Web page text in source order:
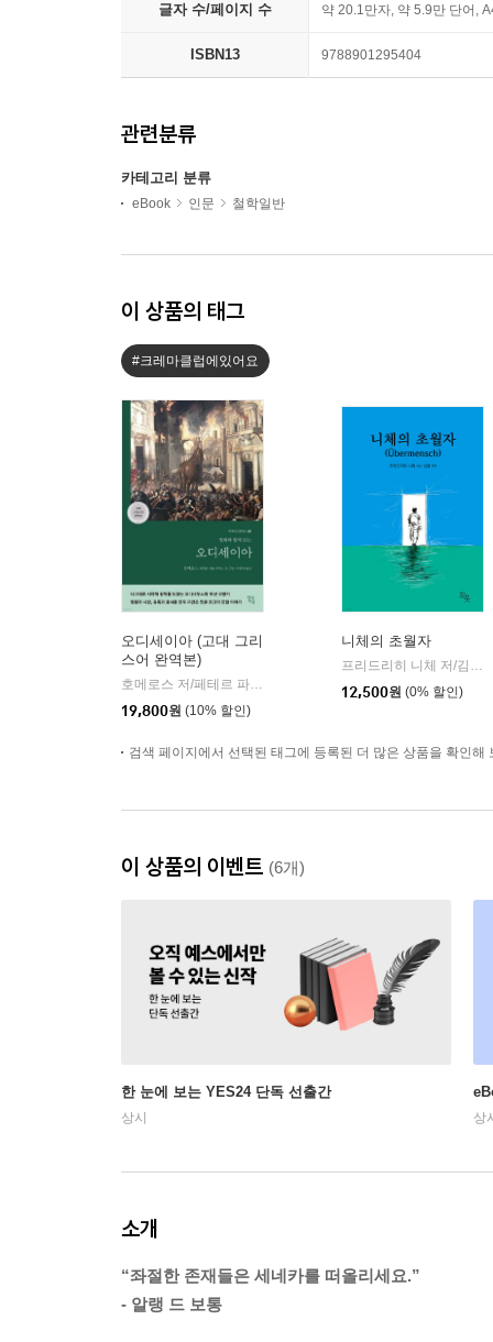
글자 수/페이지 수 약 20.1만자, 약 5.9만 단어,
ISBN13 9788901295404
관련분류
카테고리 분류
eBook 인문 철학일반
이 상품의 태그
#크레마클럽에있어요
오디세이아 (고대 그리
스어 완역본)
| 현대지성
19,800원 (10% 할인)
니체의 초월자
12,500원 (0% 할인)
검색 페이지에서 선택된 태그에 등록된 더 많은 상품을 확인해
이 상품의 이벤트 (6개)
한 눈에 보는 YES24 단독 선출간
상시 상
소개
“좌절한 존재들은 세네카를 떠올리세요.”
- 알랭 드 보통